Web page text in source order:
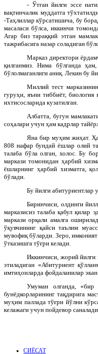
- Ўтган йилги эссе
вақтинчалик муддатга
-Таҳлиллар кўрсатишича, бу
масаласи бўлса, иккинчи
Агар биз тараққий этган
тажрибасига назар соладиган
Марказ директори
қилганмиз. Нима бўлганда
бўлолмаганлиги аниқ. Лекин бу
Миллий тест
гуруҳи, яъни тиббиёт, биология
ихтисосларида кузатилган.
Албатта, бугун
соҳалари учун ҳам кадрлар
Яна бир муҳим жиҳат.
808 нафар бундай ёшлар олий
талаба бўла олган, холос. Бу
маркази томонидан ҳарбий
ёшларнинг ҳарбий хизматга,
бўлади.
Бу йилги абитуриентлар
Биринчиси, олдинги
марказисиз талаба қабул қилар
маркази орқали амалга
ўқувчининг қайси таълим
мувофиқ бўларди. Зеро,
ўтказишга тўғри келади.
Иккинчиси, жорий йилги
этиладиган «Абитуриент
имтиҳонларда фойдаланилар
Умуман олганда, «бир
бунёдкорларининг тақдирига
муҳим паллада тўғри йўлни
келажаги учун пойдевор саналади.
СИЁСАТ